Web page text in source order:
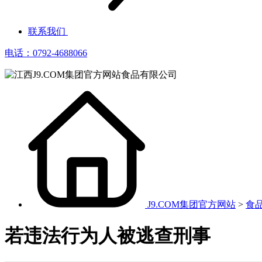
联系我们
电话：0792-4688066
J9.COM集团官方网站 > 食
若违法行为人被逃查刑事